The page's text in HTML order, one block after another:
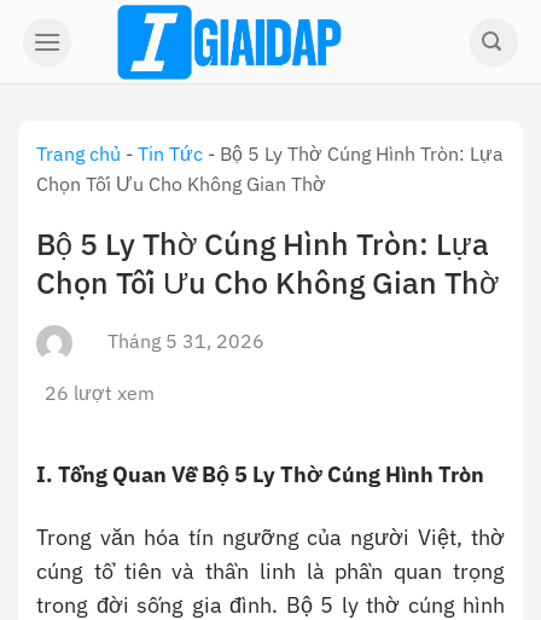
Trang chủ - Tin Tức - Bộ 5 Ly Thờ Cúng Hình Tròn: Lựa
Chọn Tối Ưu Cho Không Gian Thờ
Bộ 5 Ly Thờ Cúng Hình Tròn: Lựa
Chọn Tối Ưu Cho Không Gian Thờ
Tháng 5 31, 2026
26 lượt xem
I. Tổng Quan Về Bộ 5 Ly Thờ Cúng Hình Tròn
Trong văn hóa tín ngưỡng của người Việt, thờ
cúng tổ tiên và thần linh là phần quan trọng
trong đời sống gia đình. Bộ 5 ly thờ cúng hình